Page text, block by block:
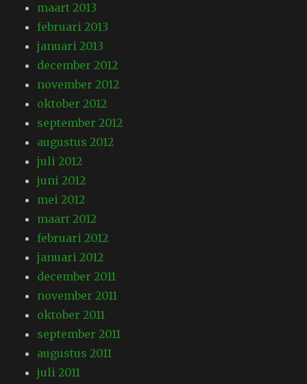
maart 2013
februari 2013
januari 2013
december 2012
november 2012
oktober 2012
september 2012
augustus 2012
juli 2012
juni 2012
mei 2012
maart 2012
februari 2012
januari 2012
december 2011
november 2011
oktober 2011
september 2011
augustus 2011
juli 2011